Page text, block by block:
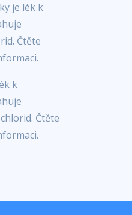
je lék k
Čtěte
k
Čtěte